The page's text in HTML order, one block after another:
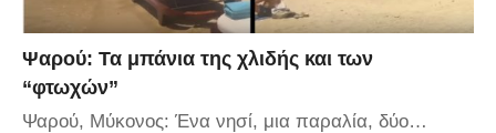
Ψαρού: Τα μπάνια της χλιδής και των
“φτωχών”
Ψαρού, Μύκονος: Ένα νησί, μια παραλία, δύο…